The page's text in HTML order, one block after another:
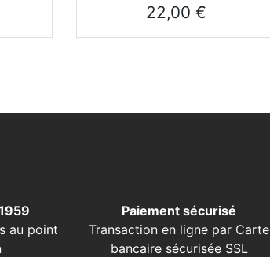
Prix
22,00 €
au point
Paiement sécurisé
Transaction en ligne par Carte
bancaire sécurisée SSL